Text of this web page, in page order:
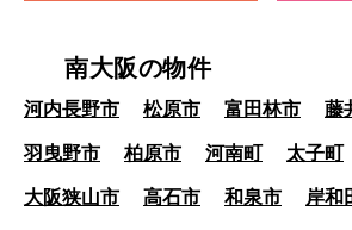
南大阪の物件
河内長野市 松原市 富田林市 藤
羽曳野市 柏原市 河南町 太子町
大阪狭山市 高石市 和泉市 岸和